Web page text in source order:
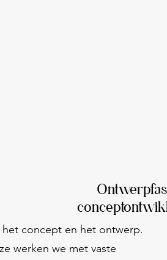
concept en het ontwerp.
werken we met vaste